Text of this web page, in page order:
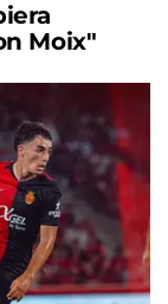
Moix"